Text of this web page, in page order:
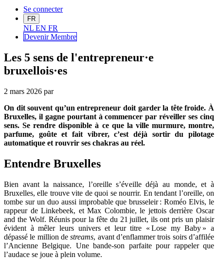
Se connecter
FR
NL EN FR
Devenir Membre
Les 5 sens de l'entrepreneur·e
bruxellois·es
2 mars 2026 par
On dit souvent qu’un entrepreneur doit garder la tête froide. À
Bruxelles, il gagne pourtant à commencer par réveiller ses cinq
sens. Se rendre disponible à ce que la ville murmure, montre,
parfume, goûte et fait vibrer, c’est déjà sortir du pilotage
automatique et rouvrir ses chakras au réel.
Entendre Bruxelles
Bien avant la naissance, l’oreille s’éveille déjà au monde, et à
Bruxelles, elle trouve vite de quoi se nourrir. En tendant l’oreille, on
tombe sur un duo aussi improbable que brusseleir : Roméo Elvis, le
rappeur de Linkebeek, et Max Colombie, le jettois derrière Oscar
and the Wolf. Réunis pour la fête du 21 juillet, ils ont pris un plaisir
évident à mêler leurs univers et leur titre « Lose my Baby » a
dépassé le million destreams, avant d’enflammer trois soirs d’affilée
l’Ancienne Belgique. Une bande-son parfaite pour rappeler que
l’audace se joue à plein volume.